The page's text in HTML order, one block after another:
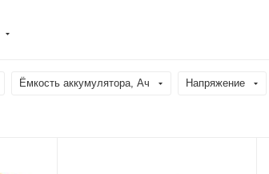
Ёмкость аккумулятора, Ач Напряжение